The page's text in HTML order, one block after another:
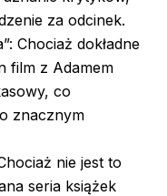
za odcinek.
Chociaż dokładne
film z Adamem
co
znacznym
nie jest to
seria książek